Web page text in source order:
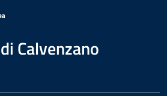
Calvenzano